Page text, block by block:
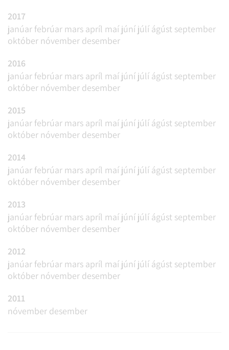
2017
janúar febrúar mars apríl maí júní júlí ágúst september
október nóvember desember
2016
janúar febrúar mars apríl maí júní júlí ágúst september
október nóvember desember
2015
janúar febrúar mars apríl maí júní júlí ágúst september
október nóvember desember
2014
janúar febrúar mars apríl maí júní júlí ágúst september
október nóvember desember
2013
janúar febrúar mars apríl maí júní júlí ágúst september
október nóvember desember
2012
janúar febrúar mars apríl maí júní júlí ágúst september
október nóvember desember
2011
nóvember desember